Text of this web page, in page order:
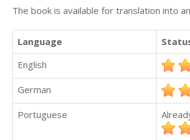
The book is available for translation into
Language
English
German
Portuguese